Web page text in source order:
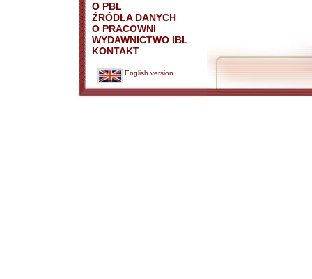
O PBL
ŹRÓDŁA DANYCH
O PRACOWNI
WYDAWNICTWO IBL
KONTAKT
English version